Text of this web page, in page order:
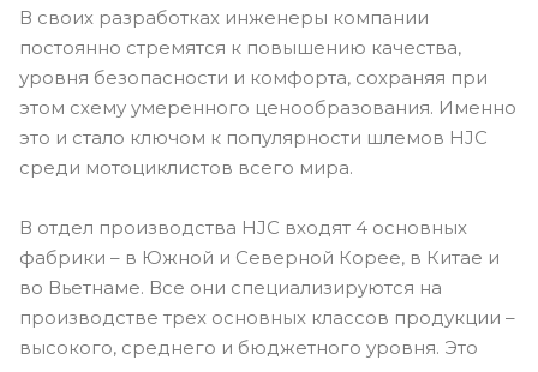
В своих разработках инженеры компании
постоянно стремятся к повышению качества,
уровня безопасности и комфорта, сохраняя при
этом схему умеренного ценообразования. Именно
это и стало ключом к популярности шлемов HJC
среди мотоциклистов всего мира.
В отдел производства HJC входят 4 основных
фабрики – в Южной и Северной Корее, в Китае и
во Вьетнаме. Все они специализируются на
производстве трех основных классов продукции –
высокого, среднего и бюджетного уровня. Это